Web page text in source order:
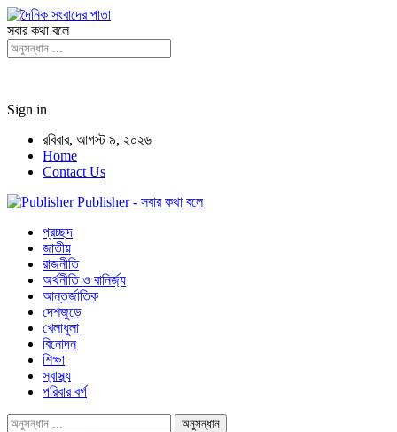
সবার কথা বলে
Sign in
রবিবার, আগস্ট ৯, ২০২৬
Home
Contact Us
Publisher - সবার কথা বলে
প্রচ্ছদ
জাতীয়
রাজনীতি
অর্থনীতি ও বানির্জ্য
আন্তর্জাতিক
দেশজুড়ে
খেলাধুলা
বিনোদন
শিক্ষা
স্বাস্থ্য
পরিবার বর্গ